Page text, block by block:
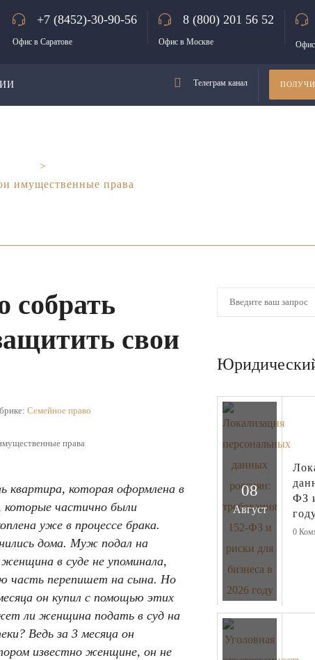
+7 (8452)-30-90-56
Офис в Саратове
8 (800) 201 56 52
Офис в Москве Офис
Телеграм канал
>
имущественные права
собрать
свои
Семейное право
квартира, которая оформлена в
которые частично были
уже в процессе брака.
дома. Муж подал на
в суде не упоминала,
часть перепишет на сына. Но
он купил с помощью этих
ли женщина подать в суд на
Ведь за 3 месяца он
известно женщине, он не
08
Август
ФЗ
0